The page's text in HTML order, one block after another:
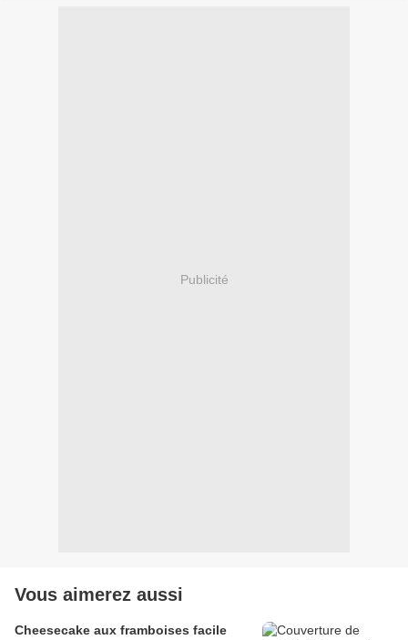
Publicité
Vous aimerez aussi
Cheesecake aux framboises facile